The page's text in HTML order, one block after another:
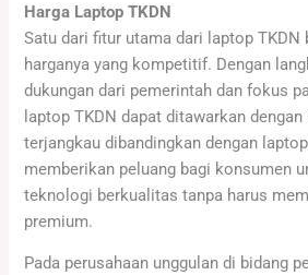
Harga Laptop TKDN
Satu dari fitur utama dari laptop TKDN
harganya yang kompetitif. Dengan
dukungan dari pemerintah dan fokus
laptop TKDN dapat ditawarkan
terjangkau dibandingkan dengan
memberikan peluang bagi konsumen
teknologi berkualitas tanpa harus
premium.
Pada perusahaan unggulan di bidang